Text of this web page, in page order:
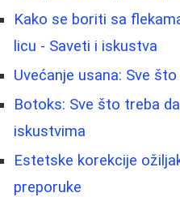
Kako se boriti sa
licu - Saveti i iskustva
Uvećanje usana: Sve
Botoks: Sve što treba
iskustvima
Estetske korekcije
preporuke